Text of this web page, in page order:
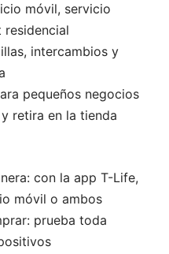
móvil, servicio
residencial
intercambios y
pequeños negocios
retira en la tienda
con la app T-Life,
móvil o ambos
prueba toda